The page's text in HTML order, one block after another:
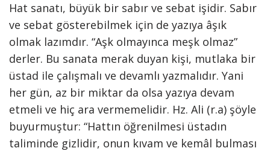
Hat sanatı, büyük bir sabır ve sebat işidir. Sabır
ve sebat gösterebilmek için de yazıya âşık
olmak lazımdır. “Aşk olmayınca meşk olmaz”
derler. Bu sanata merak duyan kişi, mutlaka bir
üstad ile çalışmalı ve devamlı yazmalıdır. Yani
her gün, az bir miktar da olsa yazıya devam
etmeli ve hiç ara vermemelidir. Hz. Ali (r.a) şöyle
buyurmuştur: “Hattın öğrenilmesi üstadın
taliminde gizlidir, onun kıvam ve kemâl bulması